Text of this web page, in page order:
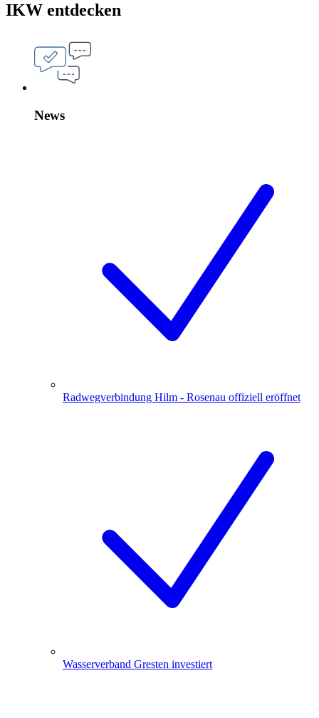
IKW entdecken
News
Radwegverbindung Hilm - Rosenau offiziell eröffnet
Wasserverband Gresten investiert